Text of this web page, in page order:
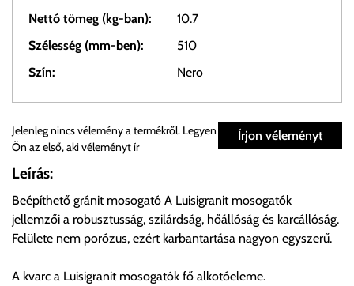
Nettó tömeg (kg-ban):
10.7
Szélesség (mm-ben):
510
Szín:
Nero
Személyes átvétel:
Önnek lehetősége van rendelését a beérkezést követően
ingyenesen átvenni Budapesti Cégcsoportunk Stúdiójában
előre egyeztetett időpontban.
Cím:1133 Budapest, Váci út 100.
Írjon véleményt
Jelenleg nincs vélemény a termékről. Legyen
Ön az első, aki véleményt ír
Leírás:
Beépíthető gránit mosogató A Luisigranit mosogatók
jellemzői a robusztusság, szilárdság, hőállóság és karcállóság.
Felülete nem porózus, ezért karbantartása nagyon egyszerű.
A kvarc a Luisigranit mosogatók fő alkotóeleme.